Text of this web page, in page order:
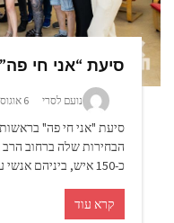
סיעת “אני חי
נועם לסרי 6 אוגוסט, 2023
סיעת "אני חי פה"
כ-150 איש, ביניהם אנשי עסקים, תקשורת, פעילים ותושבי...
קרא עוד